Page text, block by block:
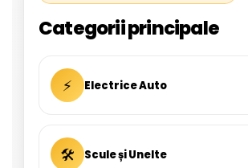
Categorii principale
⚡ Electrice Auto
🛠 Scule și Unelte